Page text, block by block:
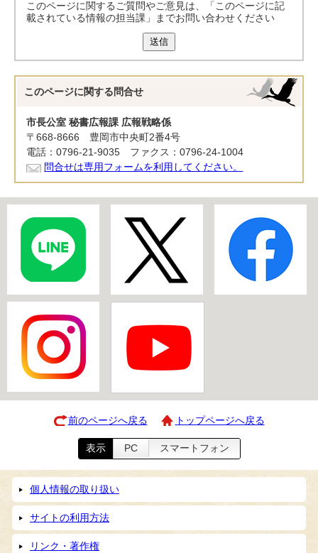
このページに関するご質問やご意見は、「このページに記
載されている情報の担当課」までお問い合わせください
送信
このページに関する 問合せ
市長公室 秘書広報課 広報戦略係
〒668-8666 豊岡市中央町2番4号
電話：0796-21-9035 ファクス：0796-24-1004
問合せは専用フォームを利用してください。
前のページへ戻る トップページへ戻る
表示 PC スマートフォン
個人情報の取り扱い
サイトの利用方法
リンク・著作権